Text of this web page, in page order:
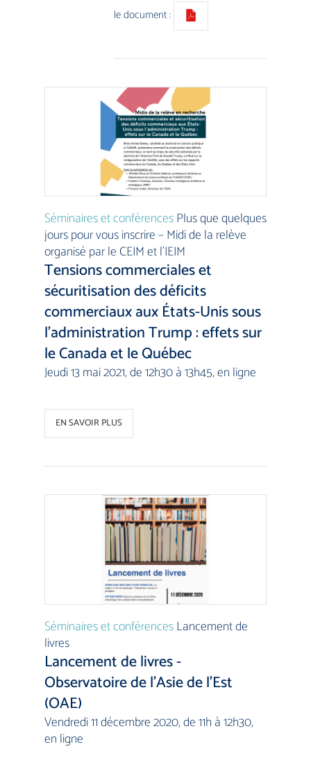
le document :
Séminaires et conférencesPlus que quelques
jours pour vous inscrire – Midi de la relève
organisé par le CEIM et l’IEIM
Tensions commerciales et
sécuritisation des déficits
commerciaux aux États-Unis sous
l’administration Trump : effets sur
le Canada et le Québec
Jeudi 13 mai 2021, de 12h30 à 13h45, en ligne
EN SAVOIR PLUS
Séminaires et conférencesLancement de
livres
Lancement de livres -
Observatoire de l’Asie de l’Est
(OAE)
Vendredi 11 décembre 2020, de 11h à 12h30,
en ligne